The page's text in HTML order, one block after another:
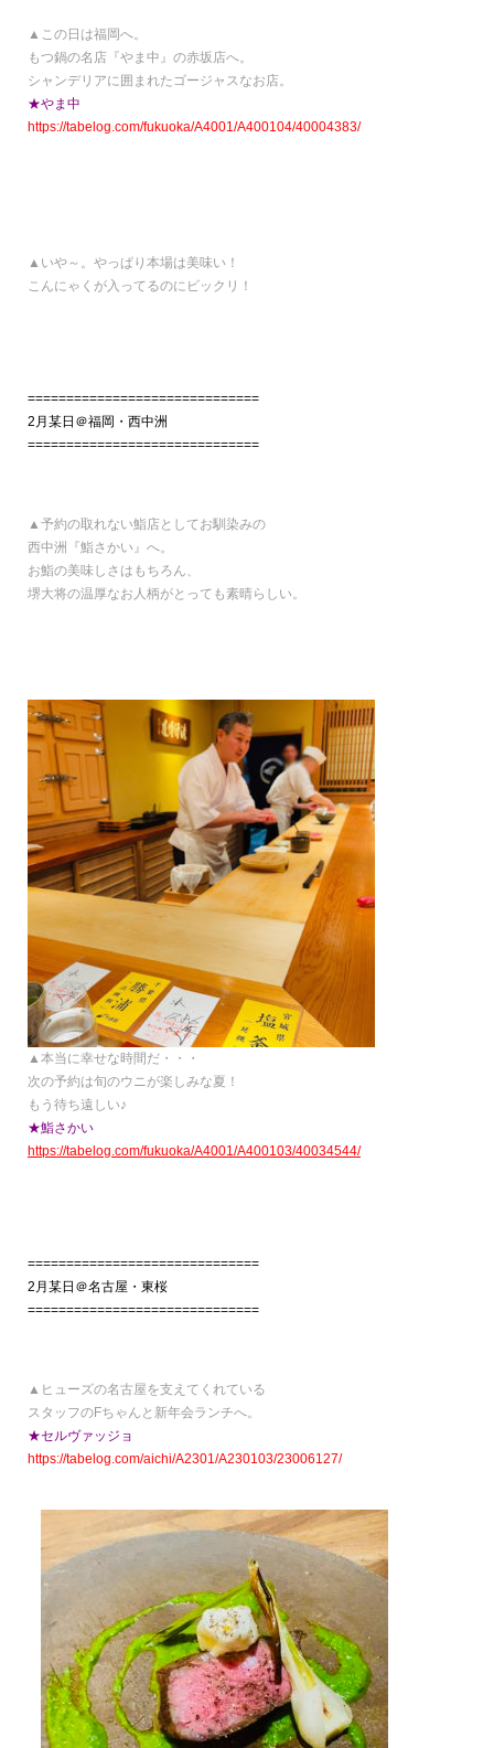
▲この日は福岡へ。
もつ鍋の名店『やま中』の赤坂店へ。
シャンデリアに囲まれたゴージャスなお店。
★やま中
https://tabelog.com/fukuoka/A4001/A400104/40004383/
▲いや～。やっぱり本場は美味い！
こんにゃくが入ってるのにビックリ！
==============================
2月某日＠福岡・西中洲
==============================
▲予約の取れない鮨店としてお馴染みの
西中洲『鮨さかい』へ。
お鮨の美味しさはもちろん、
堺大将の温厚なお人柄がとっても素晴らしい。
▲本当に幸せな時間だ・・・
次の予約は旬のウニが楽しみな夏！
もう待ち遠しい♪
★鮨さかい
https://tabelog.com/fukuoka/A4001/A400103/40034544/
==============================
2月某日＠名古屋・東桜
==============================
▲ヒューズの名古屋を支えてくれている
スタッフのFちゃんと新年会ランチへ。
★セルヴァッジョ
https://tabelog.com/aichi/A2301/A230103/23006127/